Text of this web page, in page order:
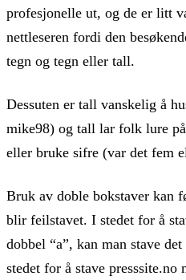
profesjonelle ut, og de er litt
nettleseren fordi den
tegn og tegn eller tall.
Dessuten er tall vanskelig å
mike98) og tall lar folk lure
eller bruke sifre (var det fem
Bruk av doble bokstaver kan
blir feilstavet. I stedet for å
dobbel “a”, kan man stave
stedet for å stave presssite.no